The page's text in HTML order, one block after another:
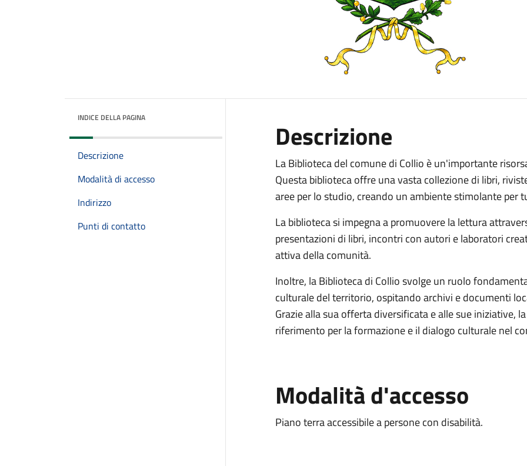
INDICE DELLA PAGINA
Descrizione
Modalità di accesso
Indirizzo
Punti di contatto
Descrizione
La Biblioteca del comune di Collio è un'importante
Questa biblioteca offre una vasta collezione di libri,
aree per lo studio, creando un ambiente stimolante per
La biblioteca si impegna a promuovere la lettura
presentazioni di libri, incontri con autori e laboratori
attiva della comunità.
Inoltre, la Biblioteca di Collio svolge un ruolo
culturale del territorio, ospitando archivi e documenti
Grazie alla sua offerta diversificata e alle sue iniziative,
riferimento per la formazione e il dialogo culturale nel
Modalità d'accesso
Piano terra accessibile a persone con disabilità.